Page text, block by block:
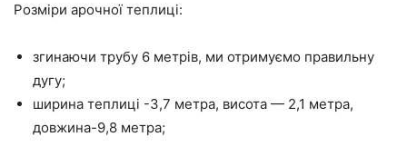
Розміри арочної теплиці:
згинаючи трубу 6 метрів, ми отримуємо правильну
дугу;
ширина теплиці -3,7 метра, висота — 2,1 метра,
довжина-9,8 метра;